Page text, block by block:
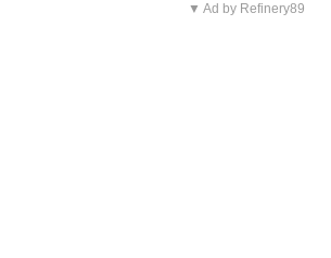
▼ Ad by Refinery89